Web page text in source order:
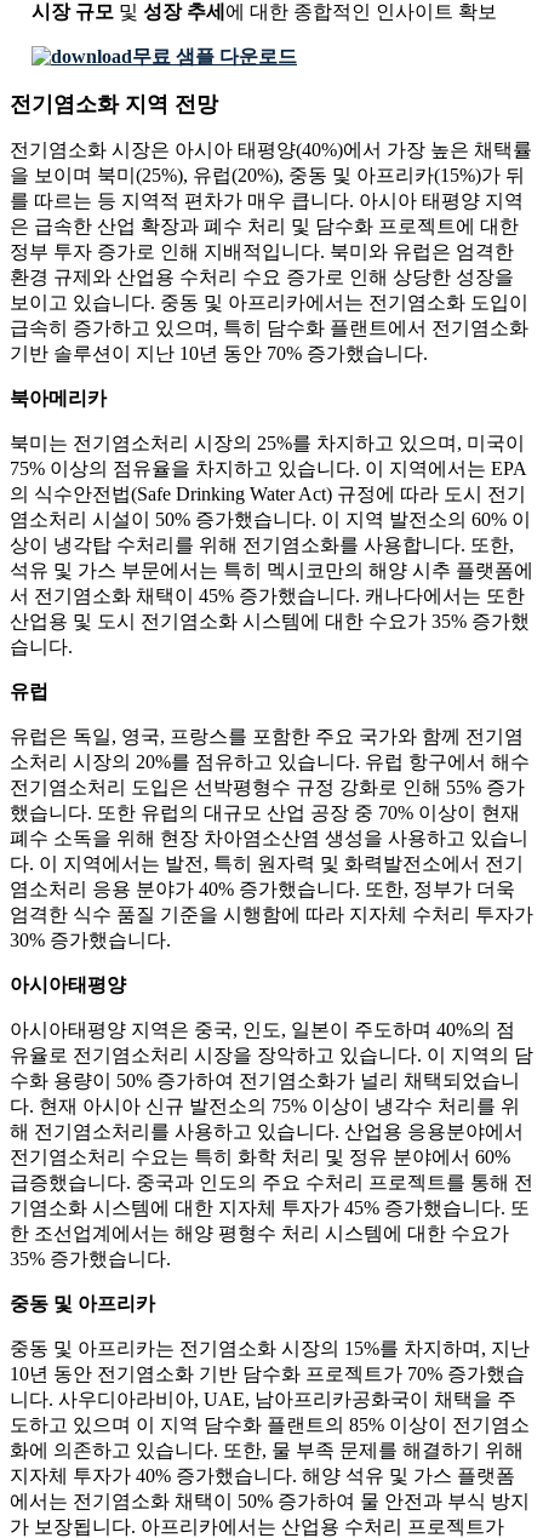
시장 규모 및 성장 추세 에 대한 종합적인 인사이트 확보
무료 샘플 다운로드
전기염소화 지역 전망
전기염소화 시장은 아시아 태평양(40%)에서 가장 높은 채택률
을 보이며 북미(25%), 유럽(20%), 중동 및 아프리카(15%)가 뒤
를 따르는 등 지역적 편차가 매우 큽니다. 아시아 태평양 지역
은 급속한 산업 확장과 폐수 처리 및 담수화 프로젝트에 대한
정부 투자 증가로 인해 지배적입니다. 북미와 유럽은 엄격한
환경 규제와 산업용 수처리 수요 증가로 인해 상당한 성장을
보이고 있습니다. 중동 및 아프리카에서는 전기염소화 도입이
급속히 증가하고 있으며, 특히 담수화 플랜트에서 전기염소화
기반 솔루션이 지난 10년 동안 70% 증가했습니다.
북아메리카
북미는 전기염소처리 시장의 25%를 차지하고 있으며, 미국이
75% 이상의 점유율을 차지하고 있습니다. 이 지역에서는 EPA
의 식수안전법(Safe Drinking Water Act) 규정에 따라 도시 전기
염소처리 시설이 50% 증가했습니다. 이 지역 발전소의 60% 이
상이 냉각탑 수처리를 위해 전기염소화를 사용합니다. 또한,
석유 및 가스 부문에서는 특히 멕시코만의 해양 시추 플랫폼에
서 전기염소화 채택이 45% 증가했습니다. 캐나다에서는 또한
산업용 및 도시 전기염소화 시스템에 대한 수요가 35% 증가했
습니다.
유럽
유럽은 독일, 영국, 프랑스를 포함한 주요 국가와 함께 전기염
소처리 시장의 20%를 점유하고 있습니다. 유럽 ​​항구에서 해수
전기염소처리 도입은 선박평형수 규정 강화로 인해 55% 증가
했습니다. 또한 유럽의 대규모 산업 공장 중 70% 이상이 현재
폐수 소독을 위해 현장 차아염소산염 생성을 사용하고 있습니
다. 이 지역에서는 발전, 특히 원자력 및 화력발전소에서 전기
염소처리 응용 분야가 40% 증가했습니다. 또한, 정부가 더욱
엄격한 식수 품질 기준을 시행함에 따라 지자체 수처리 투자가
30% 증가했습니다.
아시아태평양
아시아태평양 지역은 중국, 인도, 일본이 주도하며 40%의 점
유율로 전기염소처리 시장을 장악하고 있습니다. 이 지역의 담
수화 용량이 50% 증가하여 전기염소화가 널리 채택되었습니
다. 현재 아시아 신규 발전소의 75% 이상이 냉각수 처리를 위
해 전기염소처리를 사용하고 있습니다. 산업용 응용분야에서
전기염소처리 수요는 특히 화학 처리 및 정유 분야에서 60%
급증했습니다. 중국과 인도의 주요 수처리 프로젝트를 통해 전
기염소화 시스템에 대한 지자체 투자가 45% 증가했습니다. 또
한 조선업계에서는 해양 평형수 처리 시스템에 대한 수요가
35% 증가했습니다.
중동 및 아프리카
중동 및 아프리카는 전기염소화 시장의 15%를 차지하며, 지난
10년 동안 전기염소화 기반 담수화 프로젝트가 70% 증가했습
니다. 사우디아라비아, UAE, 남아프리카공화국이 채택을 주
도하고 있으며 이 지역 담수화 플랜트의 85% 이상이 전기염소
화에 의존하고 있습니다. 또한, 물 부족 문제를 해결하기 위해
지자체 투자가 40% 증가했습니다. 해양 석유 및 가스 플랫폼
에서는 전기염소화 채택이 50% 증가하여 물 안전과 부식 방지
가 보장됩니다. 아프리카에서는 산업용 수처리 프로젝트가